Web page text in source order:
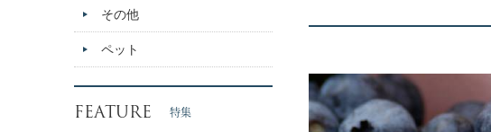
その他
ペット
FEATURE 特集